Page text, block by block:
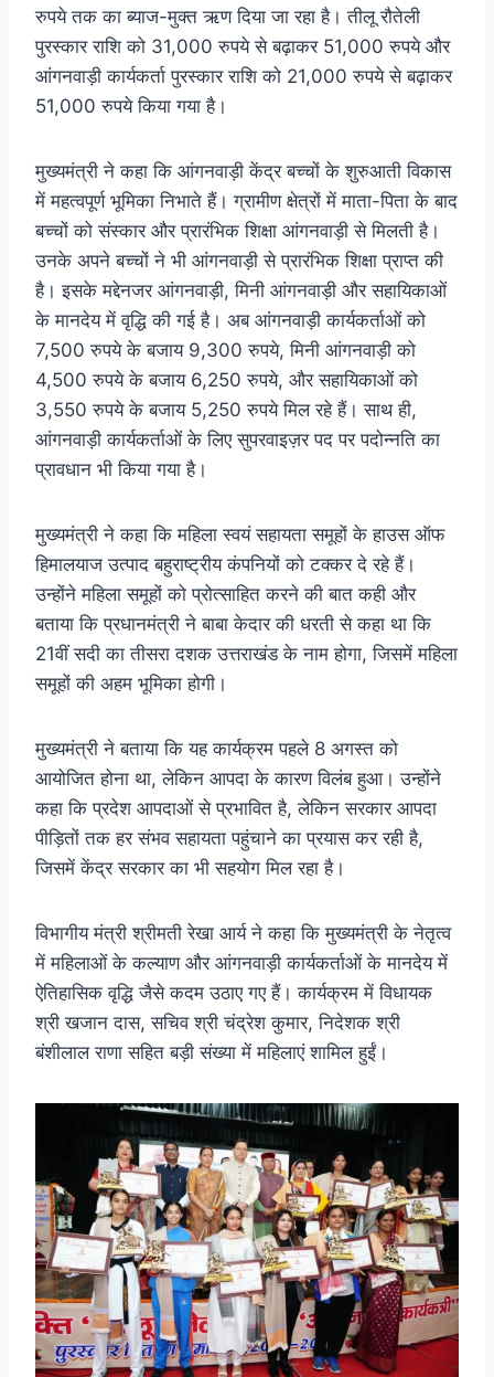
रुपये तक का ब्याज-मुक्त ऋण दिया जा रहा है। तीलू रौतेली
पुरस्कार राशि को 31,000 रुपये से बढ़ाकर 51,000 रुपये और
आंगनवाड़ी कार्यकर्ता पुरस्कार राशि को 21,000 रुपये से बढ़ाकर
51,000 रुपये किया गया है।
मुख्यमंत्री ने कहा कि आंगनवाड़ी केंद्र बच्चों के शुरुआती विकास
में महत्वपूर्ण भूमिका निभाते हैं। ग्रामीण क्षेत्रों में माता-पिता के बाद
बच्चों को संस्कार और प्रारंभिक शिक्षा आंगनवाड़ी से मिलती है।
उनके अपने बच्चों ने भी आंगनवाड़ी से प्रारंभिक शिक्षा प्राप्त की
है। इसके मद्देनजर आंगनवाड़ी, मिनी आंगनवाड़ी और सहायिकाओं
के मानदेय में वृद्धि की गई है। अब आंगनवाड़ी कार्यकर्ताओं को
7,500 रुपये के बजाय 9,300 रुपये, मिनी आंगनवाड़ी को
4,500 रुपये के बजाय 6,250 रुपये, और सहायिकाओं को
3,550 रुपये के बजाय 5,250 रुपये मिल रहे हैं। साथ ही,
आंगनवाड़ी कार्यकर्ताओं के लिए सुपरवाइज़र पद पर पदोन्नति का
प्रावधान भी किया गया है।
मुख्यमंत्री ने कहा कि महिला स्वयं सहायता समूहों के हाउस ऑफ
हिमालयाज उत्पाद बहुराष्ट्रीय कंपनियों को टक्कर दे रहे हैं।
उन्होंने महिला समूहों को प्रोत्साहित करने की बात कही और
बताया कि प्रधानमंत्री ने बाबा केदार की धरती से कहा था कि
21वीं सदी का तीसरा दशक उत्तराखंड के नाम होगा, जिसमें महिला
समूहों की अहम भूमिका होगी।
मुख्यमंत्री ने बताया कि यह कार्यक्रम पहले 8 अगस्त को
आयोजित होना था, लेकिन आपदा के कारण विलंब हुआ। उन्होंने
कहा कि प्रदेश आपदाओं से प्रभावित है, लेकिन सरकार आपदा
पीड़ितों तक हर संभव सहायता पहुंचाने का प्रयास कर रही है,
जिसमें केंद्र सरकार का भी सहयोग मिल रहा है।
विभागीय मंत्री श्रीमती रेखा आर्य ने कहा कि मुख्यमंत्री के नेतृत्व
में महिलाओं के कल्याण और आंगनवाड़ी कार्यकर्ताओं के मानदेय में
ऐतिहासिक वृद्धि जैसे कदम उठाए गए हैं। कार्यक्रम में विधायक
श्री खजान दास, सचिव श्री चंद्रेश कुमार, निदेशक श्री
बंशीलाल राणा सहित बड़ी संख्या में महिलाएं शामिल हुईं।